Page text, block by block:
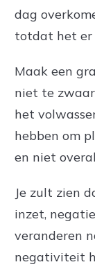
dag
totdat het er
Maak een
niet te
het
hebben om
en niet
Je zult zien
inzet,
veranderen
negativiteit